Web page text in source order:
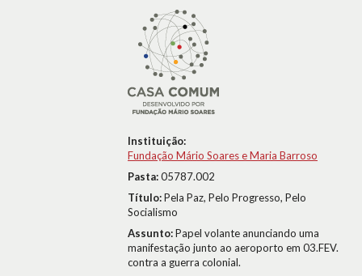
Instituição:
Fundação Mário Soares e Maria Barroso
Pasta:05787.002
Título:Pela Paz, Pelo Progresso, Pelo
Socialismo
Assunto:Papel volante anunciando uma
manifestação junto ao aeroporto em 03.FEV.
contra a guerra colonial.